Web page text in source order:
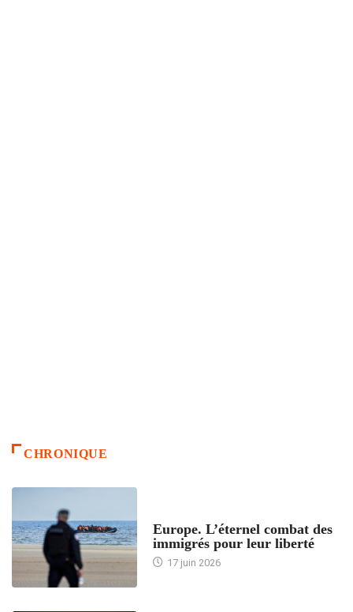
CHRONIQUE
Europe. L’éternel combat des
immigrés pour leur liberté
17 juin 2026